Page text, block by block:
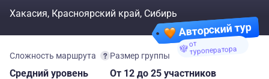
Авторский тур
от
туроператора
Хакасия Красноярский край Сибирь
Сложность маршрута
Средний уровень
Размер группы
От 12 до 25 участников